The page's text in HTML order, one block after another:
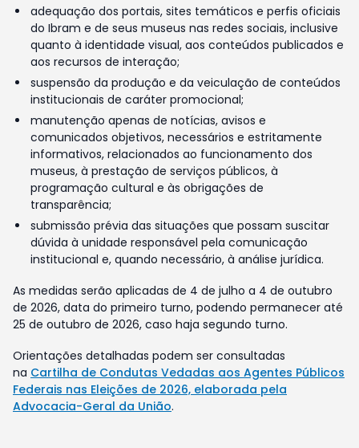
adequação dos portais, sites temáticos e perfis oficiais
do Ibram e de seus museus nas redes sociais, inclusive
quanto à identidade visual, aos conteúdos publicados e
aos recursos de interação;
suspensão da produção e da veiculação de conteúdos
institucionais de caráter promocional;
manutenção apenas de notícias, avisos e
comunicados objetivos, necessários e estritamente
informativos, relacionados ao funcionamento dos
museus, à prestação de serviços públicos, à
programação cultural e às obrigações de
transparência;
submissão prévia das situações que possam suscitar
dúvida à unidade responsável pela comunicação
institucional e, quando necessário, à análise jurídica.
As medidas serão aplicadas de 4 de julho a 4 de outubro
de 2026, data do primeiro turno, podendo permanecer até
25 de outubro de 2026, caso haja segundo turno.
Orientações detalhadas podem ser consultadas
na Cartilha de Condutas Vedadas aos Agentes Públicos
Federais nas Eleições de 2026, elaborada pela
Advocacia-Geral da União.